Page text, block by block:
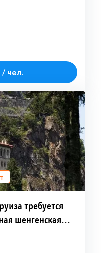
/ чел.
требуется
шенгенская